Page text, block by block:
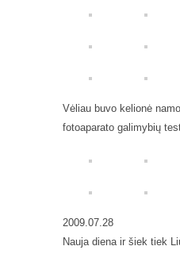
Vėliau buvo kelionė
fotoaparato galimybių
2009.07.28
Nauja diena ir šiek tiek